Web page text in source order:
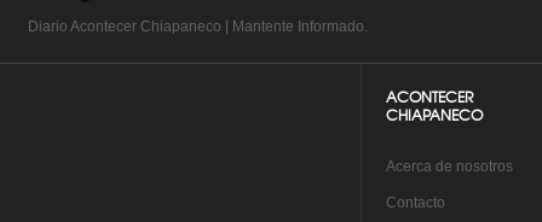
Diario Acontecer Chiapaneco | Mantente Informado.
ACONTECER
CHIAPANECO
Acerca de nosotros
Contacto